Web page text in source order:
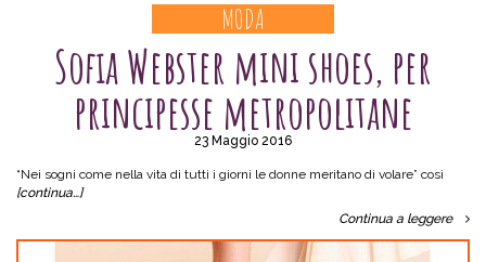
MODA
Sofia Webster mini shoes, per
principesse metropolitane
23 Maggio 2016
“Nei sogni come nella vita di tutti i giorni le donne meritano di volare” così
[continua…]
Continua a leggere